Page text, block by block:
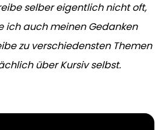
selber eigentlich nicht oft,
ich auch meinen Gedanken
zu verschiedensten Themen
über Kursiv selbst.